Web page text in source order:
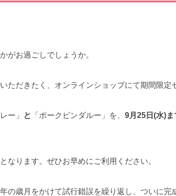
がお過ごしでしょうか。
ただきたく、オンラインショップにて期間限定
ー」 と 「ポークビンダルー」を、 9月25日(水)
となります。ぜひお早めにご利用ください。
の歳月をかけて試行錯誤を繰り返し、ついに完